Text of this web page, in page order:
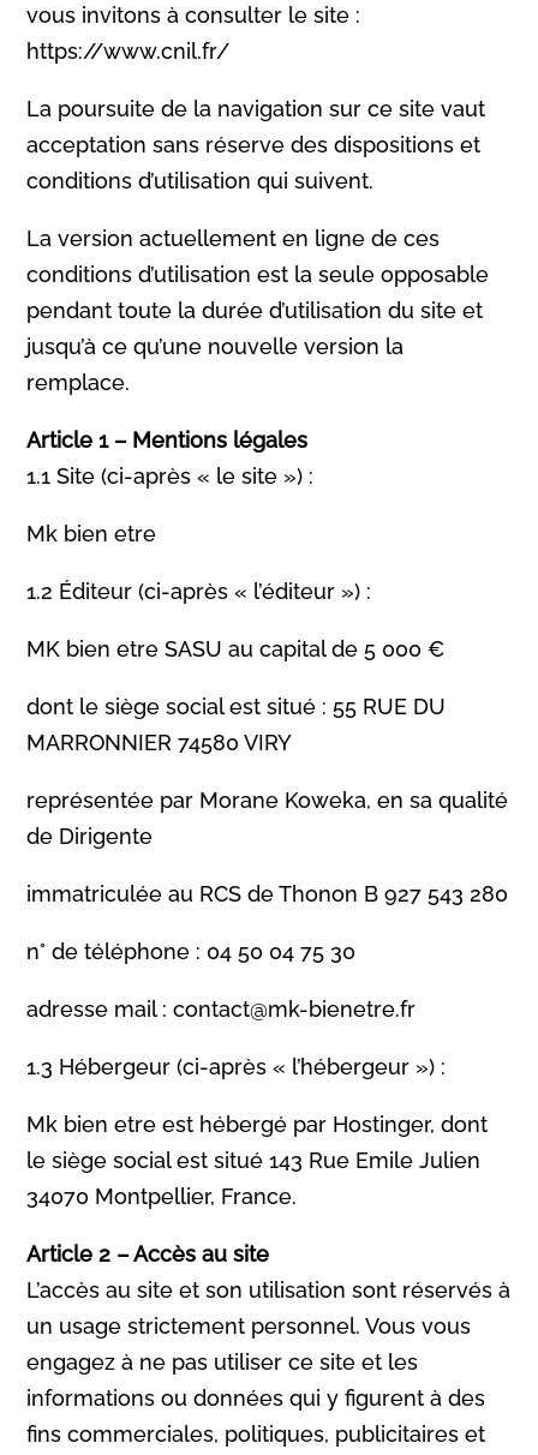
vous invitons à consulter le site :
https://www.cnil.fr/
La poursuite de la navigation sur ce site vaut
acceptation sans réserve des dispositions et
conditions d’utilisation qui suivent.
La version actuellement en ligne de ces
conditions d’utilisation est la seule opposable
pendant toute la durée d’utilisation du site et
jusqu’à ce qu’une nouvelle version la
remplace.
Article 1 – Mentions légales
1.1 Site (ci-après « le site ») :
Mk bien etre
1.2 Éditeur (ci-après « l’éditeur ») :
MK bien etre SASU au capital de 5 000 €
dont le siège social est situé : 55 RUE DU
MARRONNIER 74580 VIRY
représentée par Morane Koweka, en sa qualité
de Dirigente
immatriculée au RCS de Thonon B 927 543 280
n° de téléphone : 04 50 04 75 30
adresse mail : contact@mk-bienetre.fr
1.3 Hébergeur (ci-après « l’hébergeur ») :
Mk bien etre est hébergé par Hostinger, dont
le siège social est situé 143 Rue Emile Julien
34070 Montpellier, France.
Article 2 – Accès au site
L’accès au site et son utilisation sont réservés à
un usage strictement personnel. Vous vous
engagez à ne pas utiliser ce site et les
informations ou données qui y figurent à des
fins commerciales, politiques, publicitaires et